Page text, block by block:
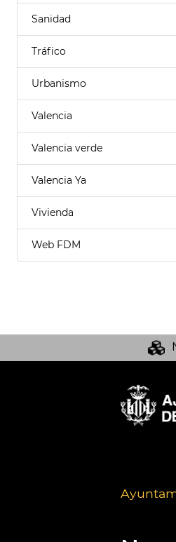
Sanidad
Tráfico
Urbanismo
Valencia
Valencia verde
Valencia Ya
Vivienda
Web FDM